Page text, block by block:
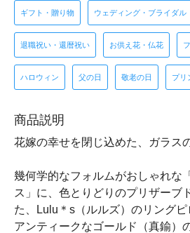
ギフト・贈り物 ウェディング・ブライダル
退職祝い・還暦祝い お供え花・仏花
ハロウィン 父の日 敬老の日 プリ
商品説明
花嫁の幸せを閉じ込めた、ガラス
幾何学的なフォルムがおしゃれな
ス」に、色とりどりのプリザーブ
た、Lulu＊s（ルルズ）のリングピ
アンティークなゴールド（真鍮）